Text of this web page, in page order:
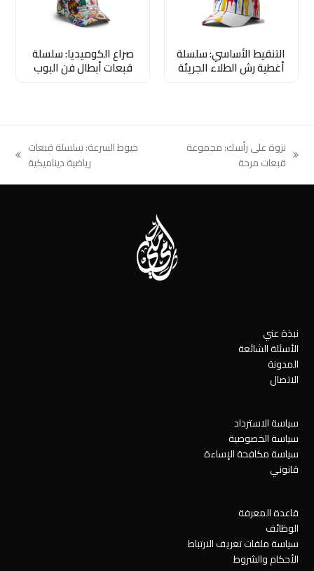
التنقيط الأساسي: سلسلة
أغطية رش الطلاء الجريئة
صراع الكوميديا: سلسلة
قبعات أبطال فن البوب
previous
نزوة على رأسك: مجموعة
قبعات مرحة
خيوط السرعة: سلسلة قبعات
رياضية ديناميكية
نبذة عني
الأسئلة الشائعة
المدونة
الاتصال
سياسة الاسترداد
سياسة الخصوصية
سياسة مكافحة الإساءة
قانوني
قاعدة المعرفة
الوظائف
سياسة ملفات تعريف الارتباط
الأحكام والشروط